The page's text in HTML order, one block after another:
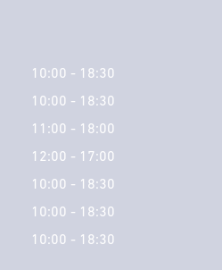
10:00 - 18:30
10:00 - 18:30
11:00 - 18:00
12:00 - 17:00
10:00 - 18:30
10:00 - 18:30
10:00 - 18:30